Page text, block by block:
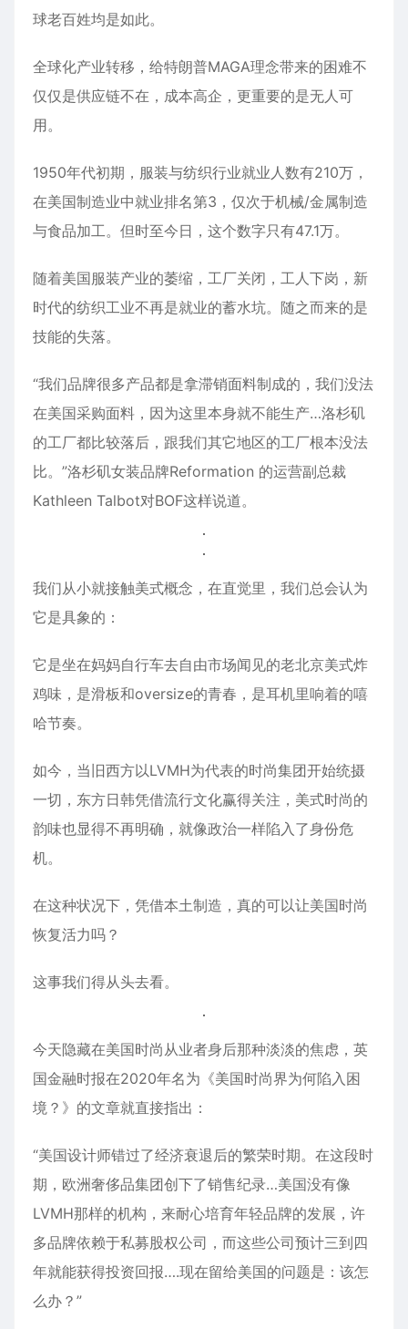
球老百姓均是如此。
全球化产业转移，给特朗普MAGA理念带来的困难不
仅仅是供应链不在，成本高企，更重要的是无人可
用。
1950年代初期，服装与纺织行业就业人数有210万，
在美国制造业中就业排名第3，仅次于机械/金属制造
与食品加工。但时至今日，这个数字只有47.1万。
随着美国服装产业的萎缩，工厂关闭，工人下岗，新
时代的纺织工业不再是就业的蓄水坑。随之而来的是
技能的失落。
“我们品牌很多产品都是拿滞销面料制成的，我们没法
在美国采购面料，因为这里本身就不能生产…洛杉矶
的工厂都比较落后，跟我们其它地区的工厂根本没法
比。”洛杉矶女装品牌Reformation 的运营副总裁
Kathleen Talbot对BOF这样说道。
我们从小就接触美式概念，在直觉里，我们总会认为
它是具象的：
它是坐在妈妈自行车去自由市场闻见的老北京美式炸
鸡味，是滑板和oversize的青春，是耳机里响着的嘻
哈节奏。
如今，当旧西方以LVMH为代表的时尚集团开始统摄
一切，东方日韩凭借流行文化赢得关注，美式时尚的
韵味也显得不再明确，就像政治一样陷入了身份危
机。
在这种状况下，凭借本土制造，真的可以让美国时尚
恢复活力吗？
这事我们得从头去看。
今天隐藏在美国时尚从业者身后那种淡淡的焦虑，英
国金融时报在2020年名为《美国时尚界为何陷入困
境？》的文章就直接指出：
“美国设计师错过了经济衰退后的繁荣时期。在这段时
期，欧洲奢侈品集团创下了销售纪录…美国没有像
LVMH那样的机构，来耐心培育年轻品牌的发展，许
多品牌依赖于私募股权公司，而这些公司预计三到四
年就能获得投资回报….现在留给美国的问题是：该怎
么办？”